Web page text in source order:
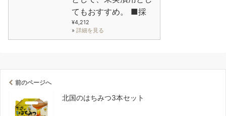
てもおすすめ。 ■採
¥4,212
» 詳細を見る
前のページへ
北国のはちみつ3本セット